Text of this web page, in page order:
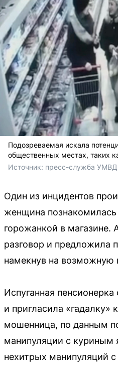
Подозреваемая искала
общественных местах, таких
Источник: пресс-служба УМВД
Один из инцидентов
женщина
горожанкой в магазине.
разговор и предложила
намекнув на возможную
Испуганная
и пригласила «гадалку»
мошенница, по данным
манипуляции с
нехитрых манипуляций